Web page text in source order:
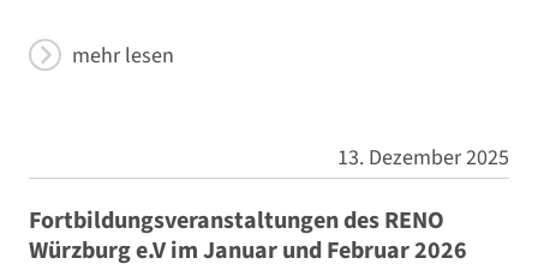
mehr lesen
13. Dezember 2025
Fortbildungsveranstaltungen des RENO
Würzburg e.V im Januar und Februar 2026